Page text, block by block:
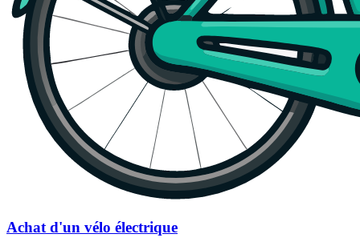
Achat d'un vélo électrique